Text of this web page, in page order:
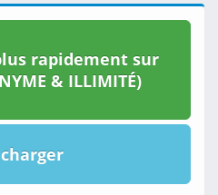
rapidement sur
& ILLIMITÉ)